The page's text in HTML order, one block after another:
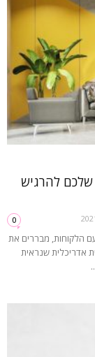
שלכם להרגיש
0
הלקוחות, מבררים את
אדריכלית שנראית